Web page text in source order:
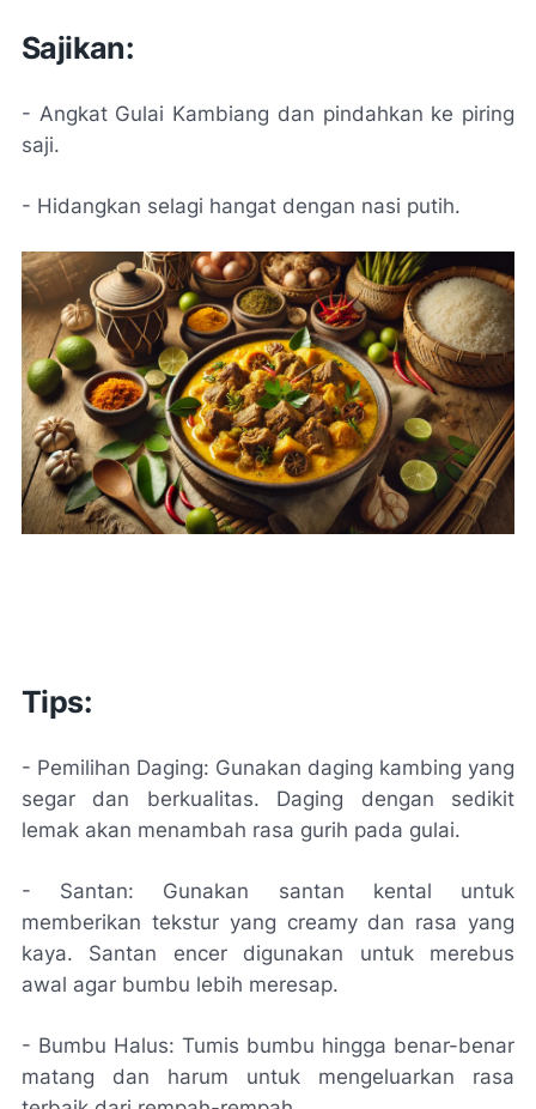
Sajikan:
- Angkat Gulai Kambiang dan pindahkan ke piring
saji.
- Hidangkan selagi hangat dengan nasi putih.
Tips:
- Pemilihan Daging: Gunakan daging kambing yang
segar dan berkualitas. Daging dengan sedikit
lemak akan menambah rasa gurih pada gulai.
- Santan: Gunakan santan kental untuk
memberikan tekstur yang creamy dan rasa yang
kaya. Santan encer digunakan untuk merebus
awal agar bumbu lebih meresap.
- Bumbu Halus: Tumis bumbu hingga benar-benar
matang dan harum untuk mengeluarkan rasa